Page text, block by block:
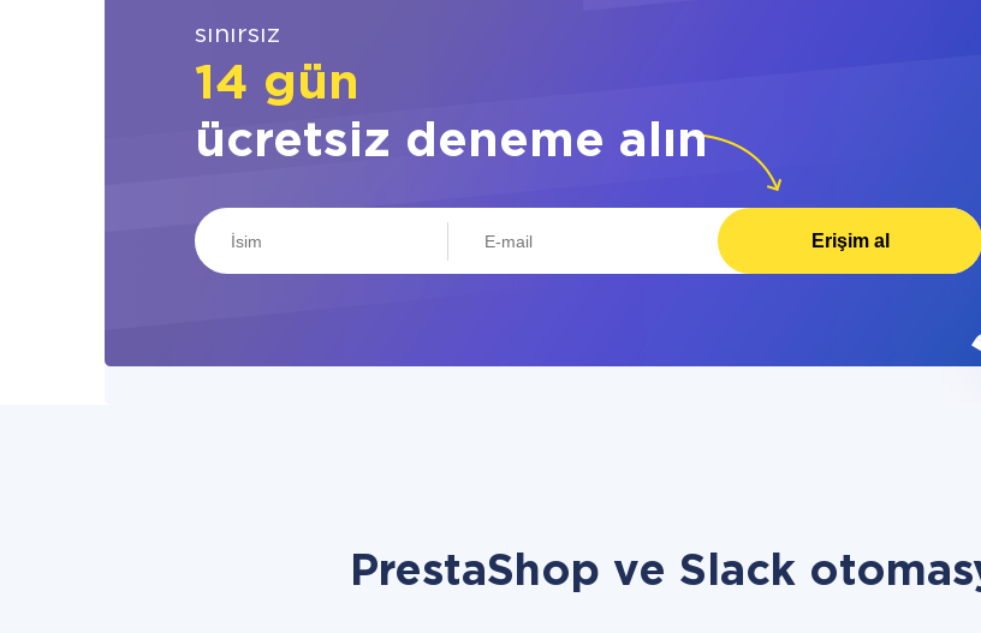
sınırsız
14 gün
ücretsiz deneme alın
Erişim al
PrestaShop ve Slack